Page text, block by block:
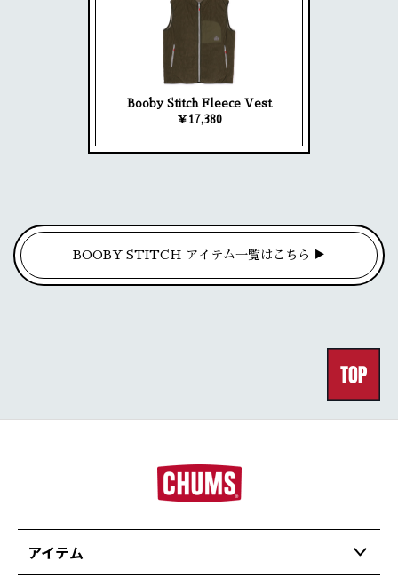
Booby Stitch Fleece Vest
￥17,380
BOOBY STITCH アイテム一覧はこちら ▶
アイテム